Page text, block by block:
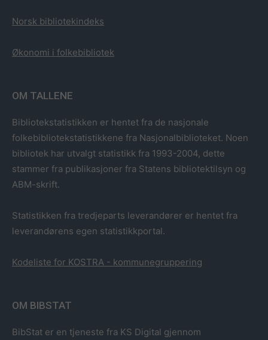
Norsk bibliotekindeks
Økonomi i folkebibliotek
OM TALLENE
Bibliotekstatistikken er hentet fra de nasjonale
folkebibliotekstatistikkene fra Nasjonalbiblioteket. Noen
bibliotek har utvalgt statistikk fra 1993-2004, dette
stammer fra publikasjoner fra Statens bibliotektilsyn og
ABM-skrift.
Statistikken fra tredjeparts leverandører er hentet fra
leverandørens egen statistikkportal.
Kodeliste for KOSTRA - kommunegruppering
OM BIBSTAT
BibStat er en tjeneste fra KS Digital gjennom